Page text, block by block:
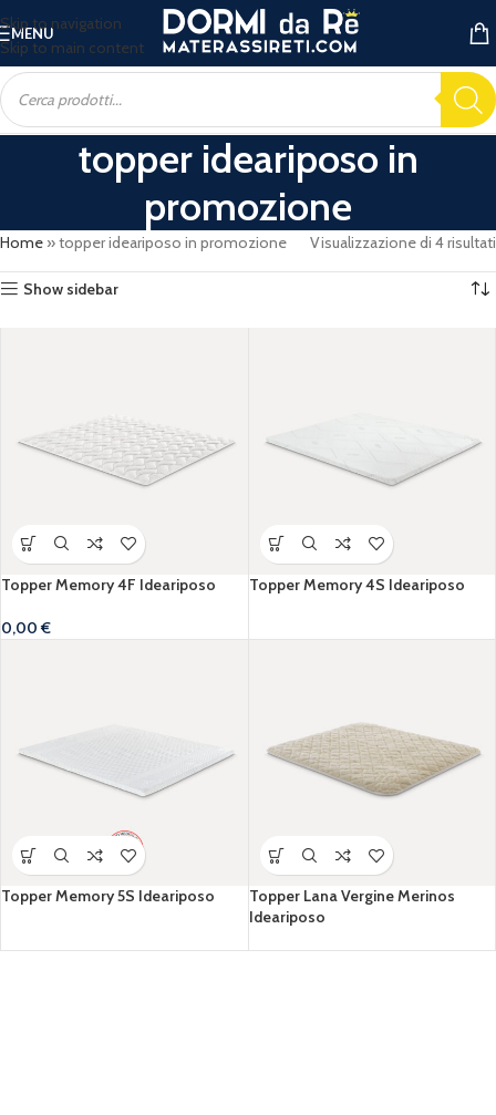
Skip to navigation
Skip to main content
MENU
topper ideariposo in
promozione
Home »topper ideariposo in promozione Visualizzazione di 4 risultati
Show sidebar
Topper Memory 4F Ideariposo
0,00€
Topper Memory 4S Ideariposo
Topper Memory 5S Ideariposo
Topper Lana Vergine Merinos
Ideariposo